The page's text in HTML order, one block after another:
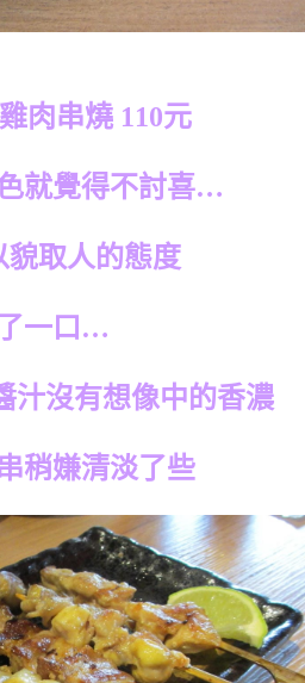
肉串燒 110元
就覺得不討喜…
貌取人的態度
一口…
汁沒有想像中的香濃
稍嫌清淡了些